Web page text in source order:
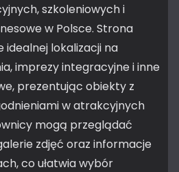
szkoleniowych i
w Polsce. Strona
idealnej lokalizacji na
imprezy integracyjne i inne
prezentując obiekty z
w atrakcyjnych
mogą przeglądać
zdjęć oraz informacje
co ułatwia wybór